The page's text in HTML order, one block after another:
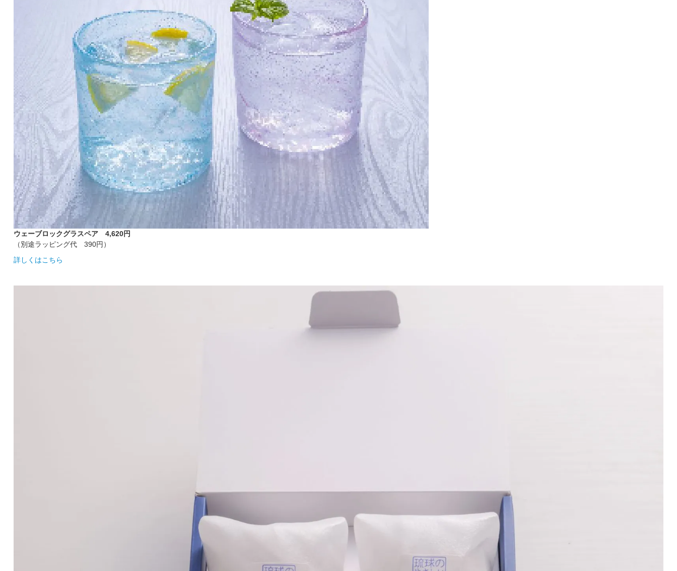
ウェーブロックグラスペア 4,620円
（別途ラッピング代 390円）
詳しくはこちら